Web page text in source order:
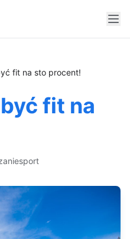
fit na sto procent!
fit na
sport